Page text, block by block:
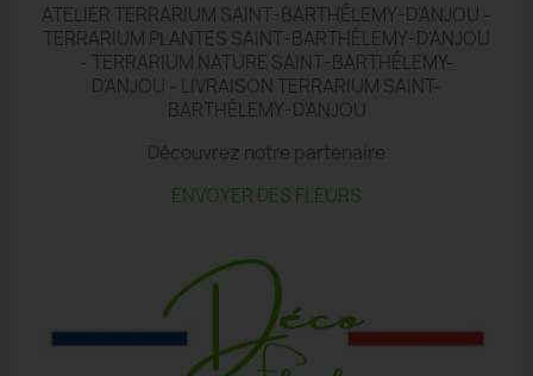
ATELIER TERRARIUM SAINT-BARTHÉLEMY-D'ANJOU -
TERRARIUM PLANTES SAINT-BARTHÉLEMY-D'ANJOU
- TERRARIUM NATURE SAINT-BARTHÉLEMY-
D'ANJOU - LIVRAISON TERRARIUM SAINT-
BARTHÉLEMY-D'ANJOU
Découvrez notre partenaire
ENVOYER DES FLEURS